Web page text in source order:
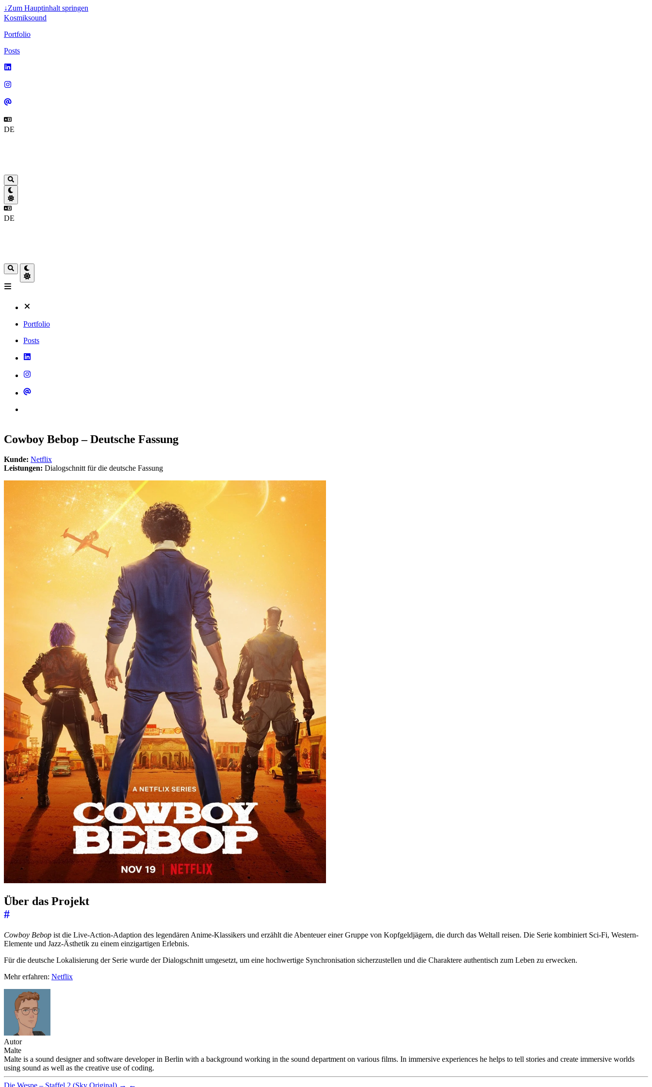
↓Zum Hauptinhalt springen
Kosmiksound
Portfolio
Posts
DE
DE
Portfolio
Posts
Cowboy Bebop – Deutsche Fassung
Kunde: Netflix
Leistungen: Dialogschnitt für die deutsche Fassung
Über das Projekt
#
Cowboy Bebop ist die Live-Action-Adaption des legendären Anime-Klassikers und erzählt die Abenteuer einer Gruppe von Kopfgeldjägern, die durch das Weltall reisen. Die Serie kombiniert Sci-Fi, Western-
Elemente und Jazz-Ästhetik zu einem einzigartigen Erlebnis.
Für die deutsche Lokalisierung der Serie wurde der Dialogschnitt umgesetzt, um eine hochwertige Synchronisation sicherzustellen und die Charaktere authentisch zum Leben zu erwecken.
Mehr erfahren: Netflix
Autor
Malte
Malte is a sound designer and software developer in Berlin with a background working in the sound department on various films. In immersive experiences he helps to tell stories and create immersive worlds
using sound as well as the creative use of coding.